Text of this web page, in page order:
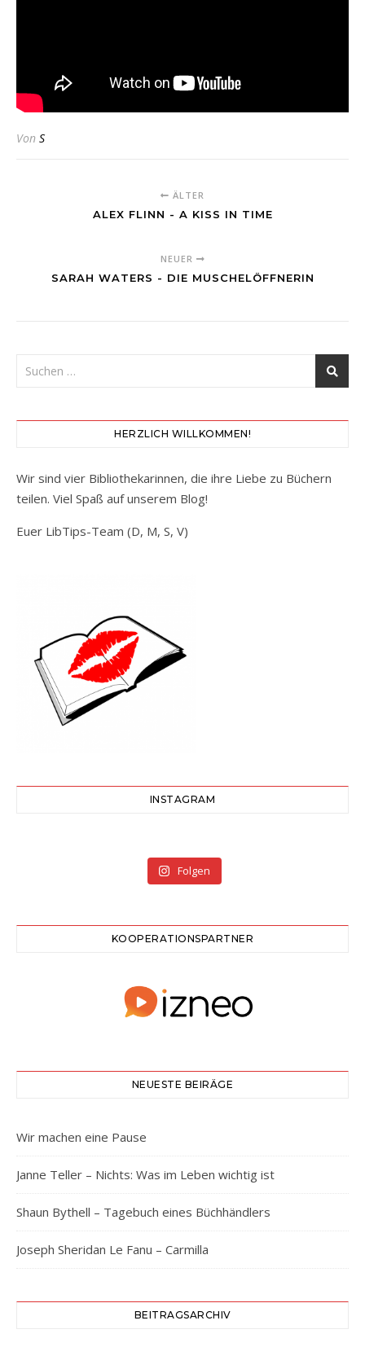
Von S
ÄLTER
ALEX FLINN - A KISS IN TIME
NEUER
SARAH WATERS - DIE MUSCHELÖFFNERIN
HERZLICH WILLKOMMEN!
Wir sind vier Bibliothekarinnen, die ihre Liebe zu Büchern
teilen. Viel Spaß auf unserem Blog!
Euer LibTips-Team (D, M, S, V)
INSTAGRAM
Folgen
KOOPERATIONSPARTNER
NEUESTE BEIRÄGE
Wir machen eine Pause
Janne Teller – Nichts: Was im Leben wichtig ist
Shaun Bythell – Tagebuch eines Büchhändlers
Joseph Sheridan Le Fanu – Carmilla
BEITRAGSARCHIV